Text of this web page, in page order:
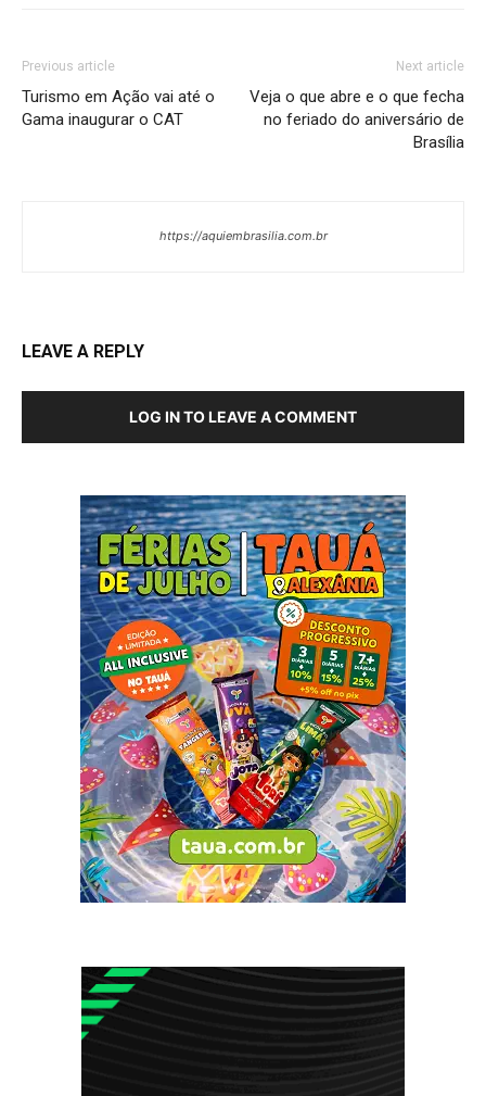
Previous article
Turismo em Ação vai até o
Gama inaugurar o CAT
Next article
Veja o que abre e o que fecha
no feriado do aniversário de
Brasília
https://aquiembrasilia.com.br
LEAVE A REPLY
LOG IN TO LEAVE A COMMENT